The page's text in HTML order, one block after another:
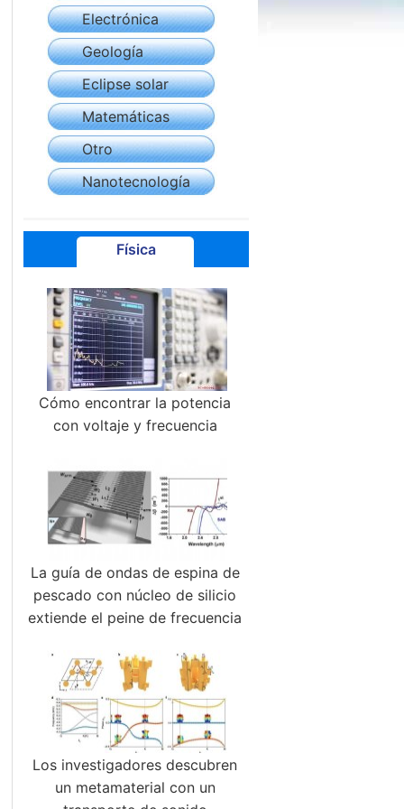
Electrónica
Geología
Eclipse solar
Matemáticas
Otro
Nanotecnología
Física
Cómo encontrar la potencia
con voltaje y frecuencia
La guía de ondas de espina de
pescado con núcleo de silicio
extiende el peine de frecuencia
Los investigadores descubren
un metamaterial con un